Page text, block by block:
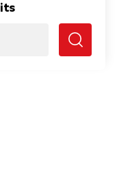
métal
ajouré